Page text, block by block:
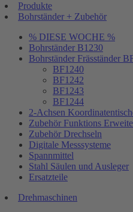
Produkte
Bohrständer + Zubehör
% DIESE WOCHE %
Bohrständer B1230
Bohrständer Fräsständer
BF1240
BF1242
BF1243
BF1244
2-Achsen
Zubehör Funktions
Zubehör Drechseln
Digitale Messsysteme
Spannmittel
Stahl Säulen und Ausleger
Ersatzteile
Drehmaschinen